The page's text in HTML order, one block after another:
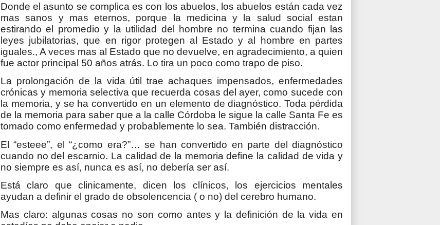
Donde el asunto se complica es con los abuelos, los abuelos están cada vez
mas sanos y mas eternos, porque la medicina y la salud social estan
estirando el promedio y la utilidad del hombre no termina cuando fijan las
leyes jubilatorias, que en rigor protegen al Estado y al hombre en partes
iguales., A veces mas al Estado que no devuelve, en agradecimiento, a quien
fue actor principal 50 años atrás. Lo tira un poco como trapo de piso.
La prolongación de la vida útil trae achaques impensados, enfermedades
crónicas y memoria selectiva que recuerda cosas del ayer, como sucede con
la memoria, y se ha convertido en un elemento de diagnóstico. Toda pérdida
de la memoria para saber que a la calle Córdoba le sigue la calle Santa Fe es
tomado como enfermedad y probablemente lo sea. También distracción.
El “esteee”, el “¿como era?”… se han convertido en parte del diagnóstico
cuando no del escarnio. La calidad de la memoria define la calidad de vida y
no siempre es así, nunca es así, no debería ser así.
Está claro que clinicamente, dicen los clínicos, los ejercicios mentales
ayudan a definir el grado de obsolencencia ( o no) del cerebro humano.
Mas claro: algunas cosas no son como antes y la definición de la vida en